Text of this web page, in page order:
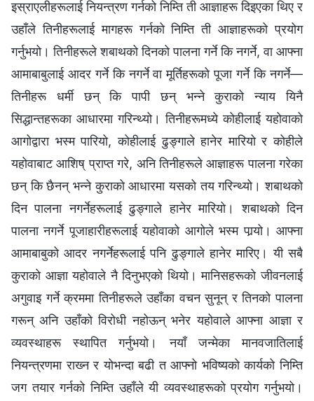
इस्राएलीहरूलाई नियन्त्रण गर्नको निम्ति ती आज्ञाहरू दिइएका थिए र
उहाँले तिनीहरूलाई मागहरू गर्नको निम्ति ती आज्ञाहरूको प्रयोग
गर्नुभयो। तिनीहरूले शबाथको दिनको पालना गर्ने कि नगर्ने, वा आफ्ना
आमाबाबुलाई आदर गर्ने कि नगर्ने वा मूर्तिहरूको पूजा गर्ने कि नगर्ने—
तिनीहरू धर्मी छन् कि पापी छन् भन्‍ने कुराको न्याय यिनै
सिद्धान्तहरूका आधारमा गरिन्थ्यो। तिनीहरूमध्ये कोहीलाई यहोवाको
आगोद्वारा भस्म पारियो, कोहीलाई ढुङ्गाले हानेर मारियो र कोहीले
यहोवाबाट आशिष् प्राप्त गरे, अनि तिनीहरूले आज्ञाहरू पालना गरेका
छन् कि छैनन् भन्‍ने कुराको आधारमा यसको तय गरिन्थ्यो। शबाथको
दिन पालना नगर्नेहरूलाई ढुङ्गाले हानेर मारियो। शबाथको दिन
पालना नगर्ने पूजाहारीहरूलाई यहोवाको आगोले भस्म पार्‍यो। आफ्ना
आमाबाबुको आदर नगर्नेहरूलाई पनि ढुङ्गाले हानेर मारिए। यी सबै
कुराको आज्ञा यहोवाले नै दिनुभएको थियो। मानिसहरूको जीवनलाई
अगुवाइ गर्ने क्रममा तिनीहरूले उहाँका वचन सुनून् र तिनको पालना
गरून् अनि उहाँको विरोधी नहोऊन् भनेर यहोवाले आफ्ना आज्ञा र
व्यवस्थाहरू स्थापित गर्नुभयो। नयाँ जन्मेका मानवजातिलाई
नियन्त्रणमा राख्‍न र योभन्दा बढी त आफ्नो भविष्यको कार्यको निम्ति
जग तयार गर्नको निम्ति उहाँले यी व्यवस्थाहरूको प्रयोग गर्नुभयो।